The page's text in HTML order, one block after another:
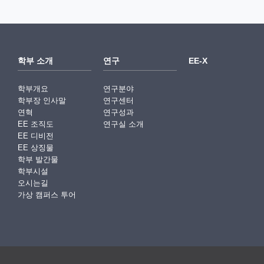
학부 소개
학부개요
학부장 인사말
연혁
EE 조직도
EE 디비전
EE 상징물
학부 발간물
학부시설
오시는길
가상 캠퍼스 투어
연구
연구분야
연구센터
연구성과
연구실 소개
EE-X